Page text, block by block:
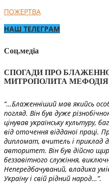
ПОЖЕРТВА
НАШ ТЕЛЕГРАМ
Соц.медіа
СПОГАДИ ПРО
МИТРОПОЛИТА МЕФОДІЯ
“…Блаженніший мав якийсь
погляд. Він був дуже
цінував українську культуру,
від оточення відданої праці.
дипломат, вчитель і приклад
авторитет. Він був дійсно
беззавітного служіння,
Непередбачуваний, владика
Україну і свій рідний народ…”.